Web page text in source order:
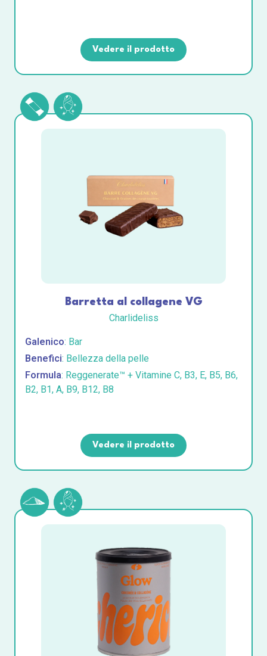
Vedere il prodotto
Barretta al collagene VG
Charlideliss
Galenico: Bar
Benefici: Bellezza della pelle
Formula: Reggenerate™ + Vitamine C, B3, E, B5, B6,
B2, B1, A, B9, B12, B8
Vedere il prodotto